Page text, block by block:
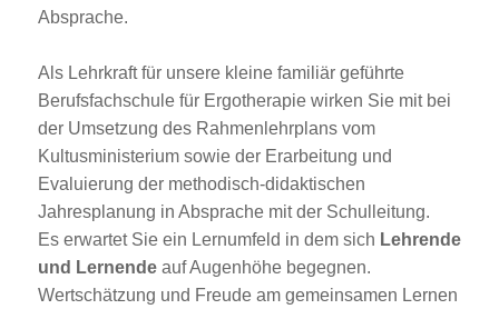
News Archiv
Absprache.
Als Lehrkraft für unsere kleine familiär geführte
Berufsfachschule für Ergotherapie wirken Sie mit bei
der Umsetzung des Rahmenlehrplans vom
Kultusministerium sowie der Erarbeitung und
Evaluierung der methodisch-didaktischen
Jahresplanung in Absprache mit der Schulleitung.
Es erwartet Sie ein Lernumfeld in dem sich Lehrende
und Lernende auf Augenhöhe begegnen.
Wertschätzung und Freude am gemeinsamen Lernen